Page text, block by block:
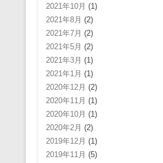
2021年10月 (1)
2021年8月 (2)
2021年7月 (2)
2021年5月 (2)
2021年3月 (1)
2021年1月 (1)
2020年12月 (2)
2020年11月 (1)
2020年10月 (1)
2020年2月 (2)
2019年12月 (1)
2019年11月 (5)